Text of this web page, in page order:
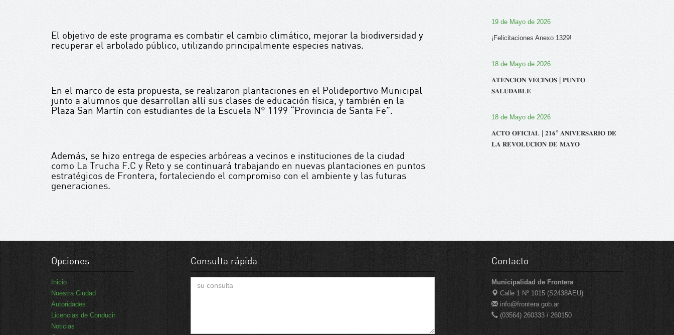
El objetivo de este programa es combatir el cambio climático, mejorar la biodiversidad y
recuperar el arbolado público, utilizando principalmente especies nativas.
En el marco de esta propuesta, se realizaron plantaciones en el Polideportivo Municipal
junto a alumnos que desarrollan allí sus clases de educación física, y también en la
Plaza San Martín con estudiantes de la Escuela N° 1199 “Provincia de Santa Fe”.
Además, se hizo entrega de especies arbóreas a vecinos e instituciones de la ciudad
como La Trucha F.C y Reto y se continuará trabajando en nuevas plantaciones en puntos
estratégicos de Frontera, fortaleciendo el compromiso con el ambiente y las futuras
generaciones.
19 de Mayo de 2026
¡Felicitaciones Anexo 1329!
18 de Mayo de 2026
𝐀𝐓𝐄𝐍𝐂𝐈𝐎́𝐍 𝐕𝐄𝐂𝐈𝐍𝐎𝐒 | 𝐏𝐔𝐍𝐓𝐎
𝐒𝐀𝐋𝐔𝐃𝐀𝐁𝐋𝐄
18 de Mayo de 2026
𝐀𝐂𝐓𝐎 𝐎𝐅𝐈𝐂𝐈𝐀𝐋 | 𝟐𝟏𝟔° 𝐀𝐍𝐈𝐕𝐄𝐑𝐒𝐀𝐑𝐈𝐎 𝐃𝐄
𝐋𝐀 𝐑𝐄𝐕𝐎𝐋𝐔𝐂𝐈𝐎́𝐍 𝐃𝐄 𝐌𝐀𝐘𝐎
Opciones
Inicio
Nuestra Ciudad
Autoridades
Licencias de Conducir
Noticias
Consulta rápida Contacto
Municipalidad de Frontera
Calle 1 Nº 1015 (S2438AEU)
info@frontera.gob.ar
(03564) 260333 / 260150